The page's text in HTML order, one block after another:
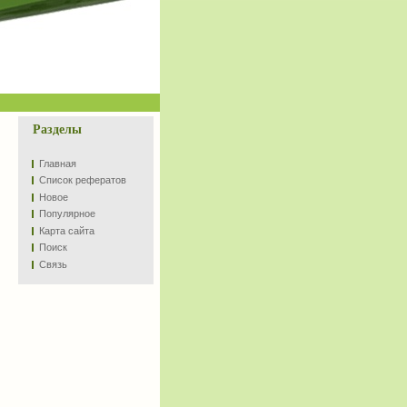
Разделы
Главная
Список рефератов
Новое
Популярное
Карта сайта
Поиск
Связь